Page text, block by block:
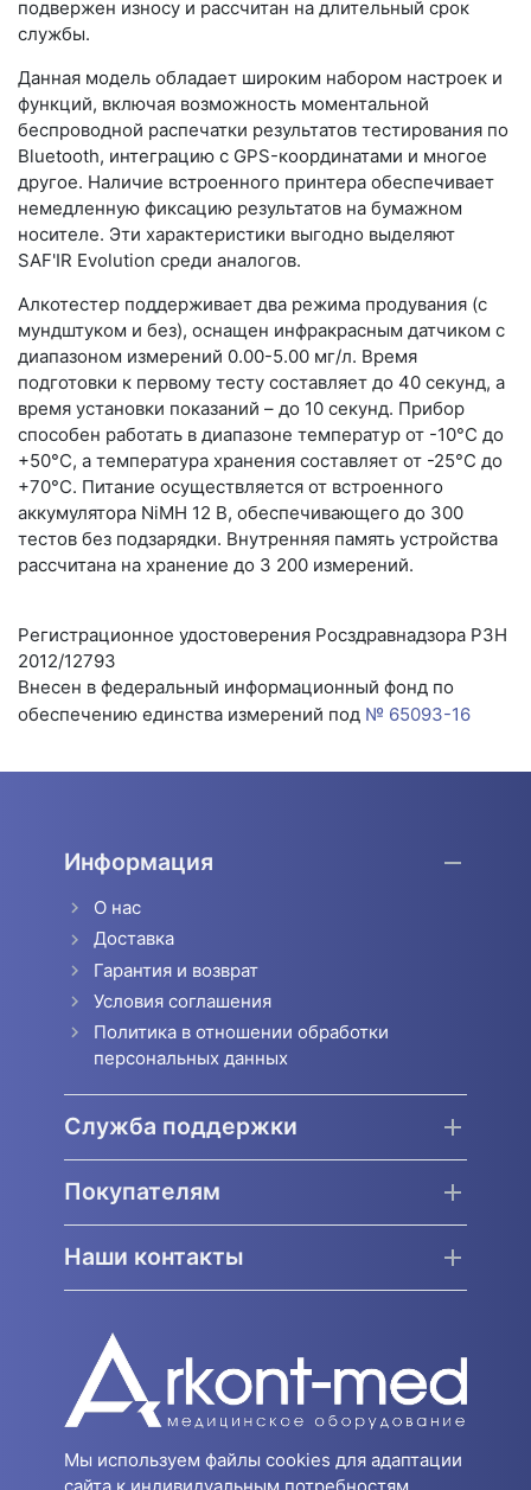
подвержен износу и рассчитан на длительный срок
службы.
Данная модель обладает широким набором настроек и
функций, включая возможность моментальной
беспроводной распечатки результатов тестирования по
Bluetooth, интеграцию с GPS-координатами и многое
другое. Наличие встроенного принтера обеспечивает
немедленную фиксацию результатов на бумажном
носителе. Эти характеристики выгодно выделяют
SAF'IR Evolution среди аналогов.
Алкотестер поддерживает два режима продувания (с
мундштуком и без), оснащен инфракрасным датчиком с
диапазоном измерений 0.00-5.00 мг/л. Время
подготовки к первому тесту составляет до 40 секунд, а
время установки показаний – до 10 секунд. Прибор
способен работать в диапазоне температур от -10°С до
+50°С, а температура хранения составляет от -25°С до
+70°С. Питание осуществляется от встроенного
аккумулятора NiMH 12 В, обеспечивающего до 300
тестов без подзарядки. Внутренняя память устройства
рассчитана на хранение до 3 200 измерений.
Регистрационное удостоверения Росздравнадзора РЗН
2012/12793
Внесен в федеральный информационный фонд по
обеспечению единства измерений под № 65093-16
Информация
О нас
Доставка
Гарантия и возврат
Условия соглашения
Политика в отношении обработки
персональных данных
Служба поддержки
Покупателям
Наши контакты
Мы используем файлы cookies для адаптации